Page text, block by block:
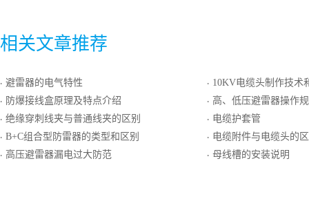
相关文章推荐
· 避雷器的电气特性
· 防爆接线盒原理及特点介绍
· 绝缘穿刺线夹与普通线夹的区别
· B+C组合型防雷器的类型和区别
· 高压避雷器漏电过大防范
· 10KV电缆头制作技术
· 高、低压避雷器操作
· 电缆护套管
· 电缆附件与电缆头的
· 母线槽的安装说明